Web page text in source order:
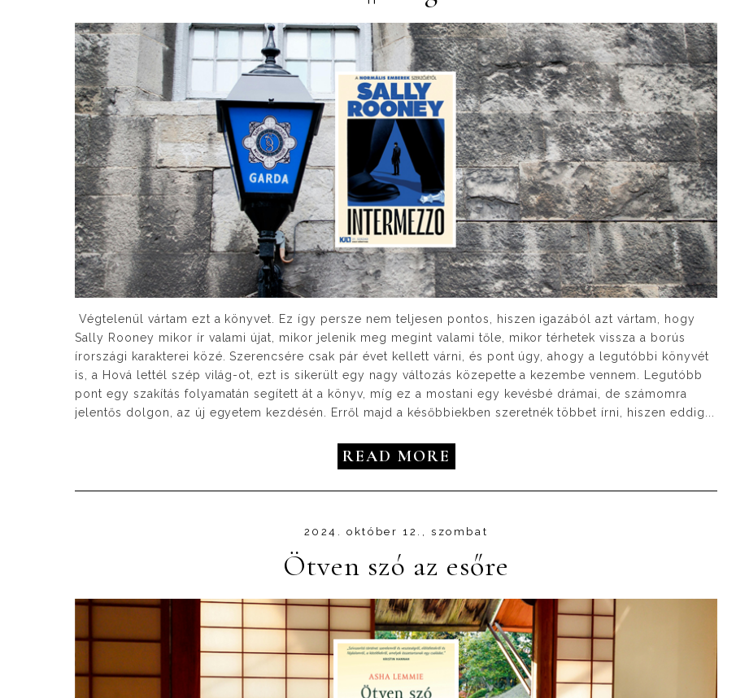
Végtelenül vártam ezt a könyvet. Ez így persze nem teljesen pontos, hiszen igazából azt vártam, hogy
Sally Rooney mikor ír valami újat, mikor jelenik meg megint valami tőle, mikor térhetek vissza a borús
írországi karakterei közé. Szerencsére csak pár évet kellett várni, és pont úgy, ahogy a legutóbbi könyvét
is, a Hová lettél szép világ-ot, ezt is sikerült egy nagy változás közepette a kezembe vennem. Legutóbb
pont egy szakítás folyamatán segített át a könyv, míg ez a mostani egy kevésbé drámai, de számomra
jelentős dolgon, az új egyetem kezdésén. Erről majd a későbbiekben szeretnék többet írni, hiszen eddig...
READ MORE
2024. október 12., szombat
Ötven szó az esőre